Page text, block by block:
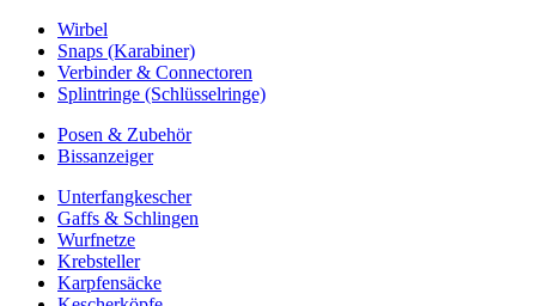
Wirbel
Snaps (Karabiner)
Verbinder & Connectoren
Splintringe (Schlüsselringe)
Posen & Zubehör
Bissanzeiger
Unterfangkescher
Gaffs & Schlingen
Wurfnetze
Krebsteller
Karpfensäcke